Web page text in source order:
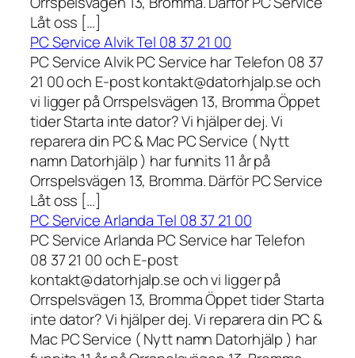
Låt oss […]
PC Service Alvik Tel 08 37 21 00
PC Service Alvik PC Service har Telefon 08 37
21 00 och E-post kontakt@datorhjalp.se och
vi ligger på Orrspelsvägen 13, Bromma Öppet
tider Starta inte dator? Vi hjälper dej. Vi
reparera din PC & Mac PC Service ( Nytt
namn Datorhjälp ) har funnits 11 år på
Orrspelsvägen 13, Bromma. Därför PC Service
Låt oss […]
PC Service Arlanda Tel 08 37 21 00
PC Service Arlanda PC Service har Telefon
08 37 21 00 och E-post
kontakt@datorhjalp.se och vi ligger på
Orrspelsvägen 13, Bromma Öppet tider Starta
inte dator? Vi hjälper dej. Vi reparera din PC &
Mac PC Service ( Nytt namn Datorhjälp ) har